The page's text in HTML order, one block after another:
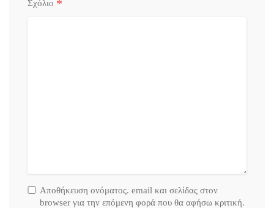
Σχόλιο *
Αποθήκευση ονόματος. email και σελίδας στον
browser για την επόμενη φορά που θα αφήσω κριτική.